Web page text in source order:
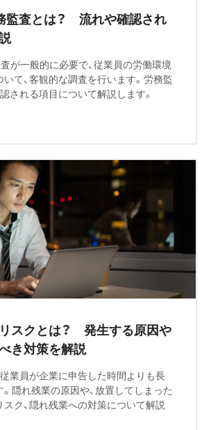
監査とは？ 流れや確認され
が一般的に必要で、従業員の労働環境
て、客観的な調査を行います。労務監
される項目について解説します。
スクとは？ 発生する原因や
き対策を解説
業員が企業に申告した時間よりも長
隠れ残業の原因や、放置してしまった
ク、隠れ残業への対策について解説